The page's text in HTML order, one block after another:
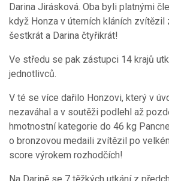
Darina Jirásková. Oba byli platnými
když Honza v úterních kláních zvítězil
šestkrát a Darina čtyřikrát!
Ve středu se pak zástupci 14 krajů
jednotlivců.
V té se více dařilo Honzovi, který v
nezaváhal a v soutěži podlehl až
hmotnostní kategorie do 46 kg
o bronzovou medaili zvítězil po
score výrokem rozhodčích!